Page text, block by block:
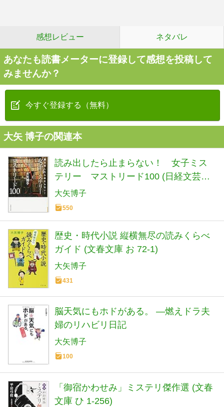
感想レビュー ネタバレ
あなたも読書メーターに登録して感想を投稿して
みませんか？
今すぐ登録する（無料）
大矢 博子の関連本
読み出したら止まらない！ 女子ミス
テリー マストリード100 (日経文芸文
庫)
大矢博子
550
歴史・時代小説 縦横無尽の読みくらべ
ガイド (文春文庫 お 72-1)
大矢博子
431
脳天気にもホドがある。 ―燃えドラ夫
婦のリハビリ日記
大矢博子
100
「御宿かわせみ」ミステリ傑作選 (文春
文庫 ひ 1-256)